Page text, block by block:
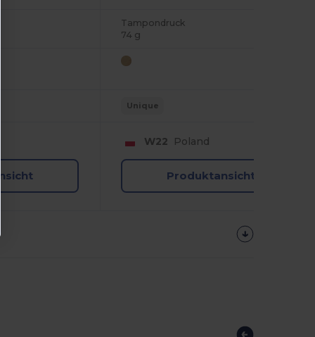
Tampondruck
74 g
Unique
W22 Poland
Produktansicht